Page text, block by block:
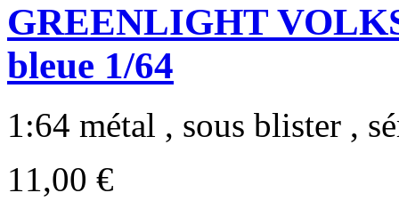
GREENLIGHT
bleue 1/64
1:64 métal , sous blister ,
11,00 €